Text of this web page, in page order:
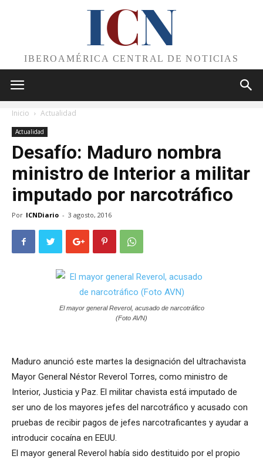
ICN
IBEROAMÉRICA CENTRAL DE NOTICIAS
Inicio Actualidad
Actualidad
Desafío: Maduro nombra
ministro de Interior a militar
imputado por narcotráfico
Por ICNDiario - 3 agosto, 2016
El mayor general Reverol, acusado de narcotráfico
(Foto AVN)
Maduro anunció este martes la designación del ultrachavista
Mayor General Néstor Reverol Torres, como ministro de
Interior, Justicia y Paz. El militar chavista está imputado de
ser uno de los mayores jefes del narcotráfico y acusado con
pruebas de recibir pagos de jefes narcotraficantes y ayudar a
introducir cocaína en EEUU.
El mayor general Reverol había sido destituido por el propio